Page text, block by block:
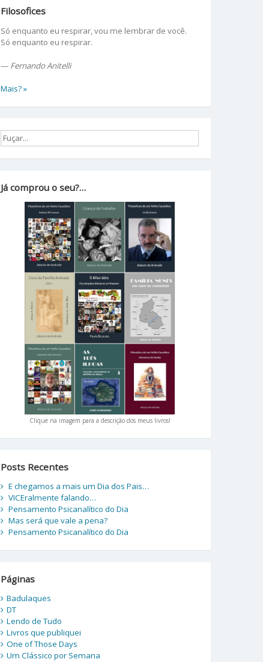
Filosofices
Só enquanto eu respirar, vou me lembrar de você.
Só enquanto eu respirar.
— Fernando Anitelli
Mais? »
Já comprou o seu?…
Clique na imagem para a descrição dos meus livros!
Posts Recentes
E chegamos a mais um Dia dos Pais…
VICEralmente falando…
Pensamento Psicanalítico do Dia
Mas será que vale a pena?
Pensamento Psicanalítico do Dia
Páginas
Badulaques
DT
Lendo de Tudo
Livros que publiquei
One of Those Days
Um Clássico por Semana